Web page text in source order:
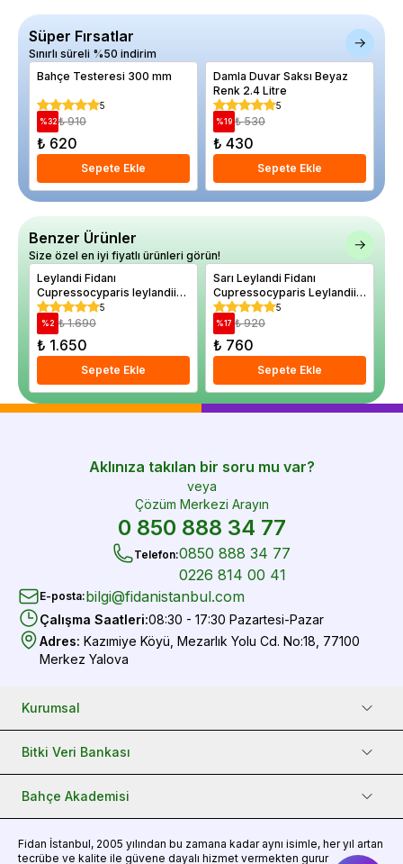
Süper Fırsatlar
Sınırlı süreli %50 indirim
Bahçe Testeresi 300 mm
5
%32 ₺ 910
₺ 620
Sepete Ekle
Damla Duvar Saksı Beyaz
Renk 2.4 Litre
5
%19 ₺ 530
₺ 430
Sepete Ekle
Benzer Ürünler
Size özel en iyi fiyatlı ürünleri görün!
Leylandi Fidanı
Cupressocyparis leylandii
120-150 cm5
%2 ₺ 1.690
₺ 1.650
Sepete Ekle
Sarı Leylandi Fidanı
Cupressocyparis Leylandii
Gold Rider 30 40 cm
5
%17 ₺ 920
₺ 760
Sepete Ekle
Aklınıza takılan bir soru mu var?
veya
Çözüm Merkezi Arayın
0 850 888 34 77
Telefon:0850 888 34 77
0226 814 00 41
E-posta:bilgi@fidanistanbul.com
Çalışma Saatleri:08:30 - 17:30 Pazartesi-Pazar
Adres: Kazımiye Köyü, Mezarlık Yolu Cd. No:18, 77100
Merkez Yalova
Kurumsal
Bitki Veri Bankası
Bahçe Akademisi
Fidan İstanbul, 2005 yılından bu zamana kadar aynı isimle, her yıl artan
tecrübe ve kalite ile güvene dayalı hizmet vermekten gurur